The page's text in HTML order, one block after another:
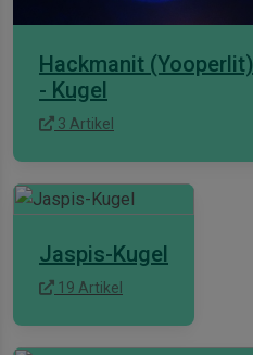
Hackmanit (Yooperlit)
- Kugel
3 Artikel
Jaspis-Kugel
19 Artikel